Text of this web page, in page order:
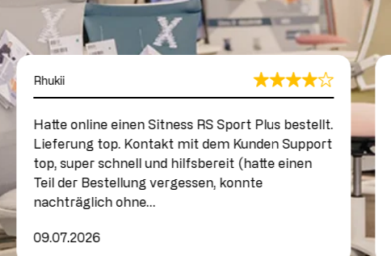
Rhukii
Hatte online einen Sitness RS Sport Plus bestellt.
Lieferung top. Kontakt mit dem Kunden Support
top, super schnell und hilfsbereit (hatte einen
Teil der Bestellung vergessen, konnte
nachträglich ohne…
09.07.2026